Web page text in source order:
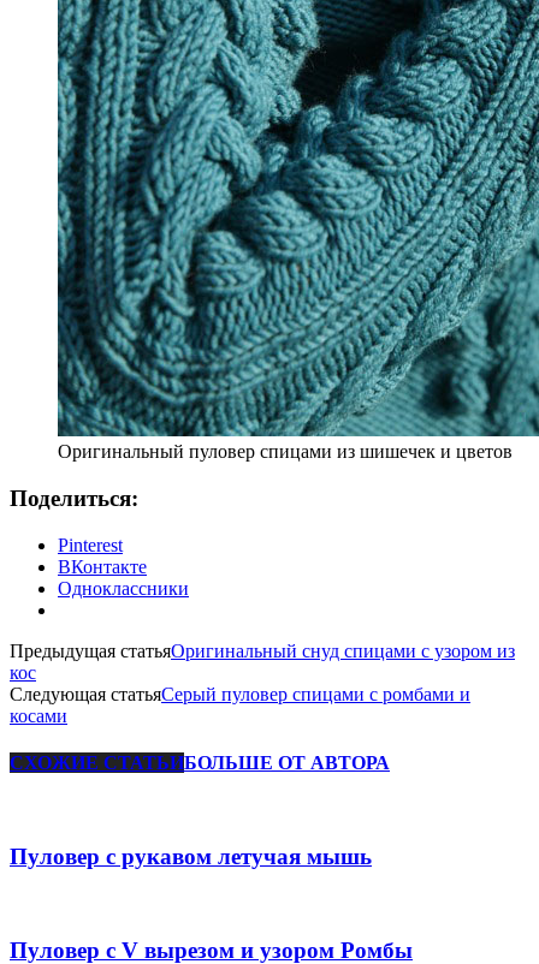
Оригинальный пуловер спицами из шишечек и цветов
Поделиться:
Pinterest
ВКонтакте
Одноклассники
Предыдущая статьяОригинальный снуд спицами с узором из
кос
Следующая статьяСерый пуловер спицами с ромбами и
косами
СХОЖИЕ СТАТЬИБОЛЬШЕ ОТ АВТОРА
Пуловер с рукавом летучая мышь
Пуловер с V вырезом и узором Ромбы